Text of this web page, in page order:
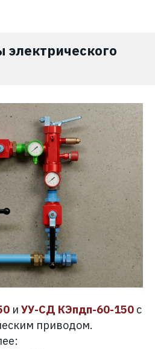
и УУ-СД КЭпдп-60-150 с
приводом.